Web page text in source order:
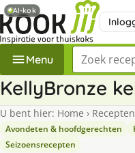
Menu Zoek een
KellyBronze
U bent hier: Home › Recepten
Avondeten & hoofdgerechten
Seizoensrecepten
AI-kok